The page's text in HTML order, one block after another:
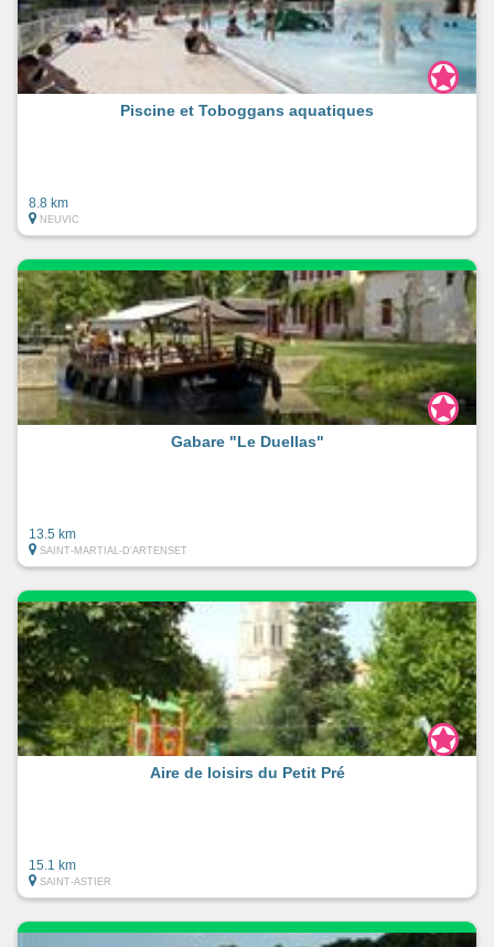
Piscine et Toboggans aquatiques
8.8 km
NEUVIC
Gabare "Le Duellas"
13.5 km
SAINT-MARTIAL-D'ARTENSET
Aire de loisirs du Petit Pré
15.1 km
SAINT-ASTIER